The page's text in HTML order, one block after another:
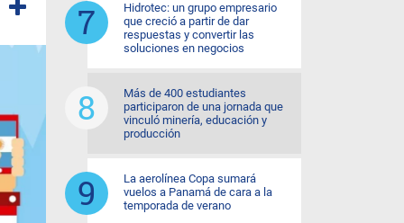
Hidrotec: un grupo empresario
que creció a partir de dar
respuestas y convertir las
soluciones en negocios
Más de 400 estudiantes
participaron de una jornada que
vinculó minería, educación y
producción
La aerolínea Copa sumará
vuelos a Panamá de cara a la
temporada de verano